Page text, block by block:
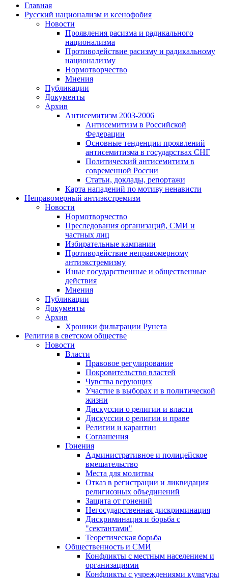
Главная
Русский национализм и ксенофобия
Новости
Проявления расизма и радикального
национализма
Противодействие расизму и радикальному
национализму
Нормотворчество
Мнения
Публикации
Документы
Архив
Антисемитизм 2003-2006
Антисемитизм в Российской
Федерации
Основные тенденции проявлений
антисемитизма в государствах СНГ
Политический антисемитизм в
современной России
Статьи, доклады, репортажи
Карта нападений по мотиву ненависти
Неправомерный антиэкстремизм
Новости
Нормотворчество
Преследования организаций, СМИ и
частных лиц
Избирательные кампании
Противодействие неправомерному
антиэкстремизму
Иные государственные и общественные
действия
Мнения
Публикации
Документы
Архив
Хроники фильтрации Рунета
Религия в светском обществе
Новости
Власти
Правовое регулирование
Покровительство властей
Чувства верующих
Участие в выборах и в политической
жизни
Дискуссии о религии и власти
Дискуссии о религии и праве
Религии и карантин
Соглашения
Гонения
Административное и полицейское
вмешательство
Места для молитвы
Отказ в регистрации и ликвидация
религиозных объединений
Защита от гонений
Негосударственная дискриминация
Дискриминация и борьба с
"сектантами"
Теоретическая борьба
Общественность и СМИ
Конфликты с местным населением и
организациями
Конфликты с учреждениями культуры